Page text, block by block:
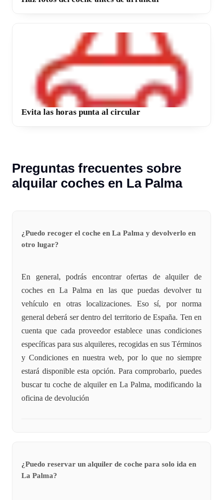
Evita las horas punta al circular
Preguntas frecuentes sobre
alquilar coches en La Palma
¿Puedo recoger el coche en La Palma y devolverlo en
otro lugar?
En general, podrás encontrar ofertas de alquiler de
coches en La Palma en las que puedas devolver tu
vehículo en otras localizaciones. Eso sí, por norma
general deberá ser dentro del territorio de España. Ten en
cuenta que cada proveedor establece unas condiciones
específicas para sus alquileres, recogidas en sus Términos
y Condiciones en nuestra web, por lo que no siempre
estará disponible esta opción. Para comprobarlo, puedes
buscar tu coche de alquiler en La Palma, modificando la
oficina de devolución
¿Puedo reservar un alquiler de coche para solo ida en
La Palma?